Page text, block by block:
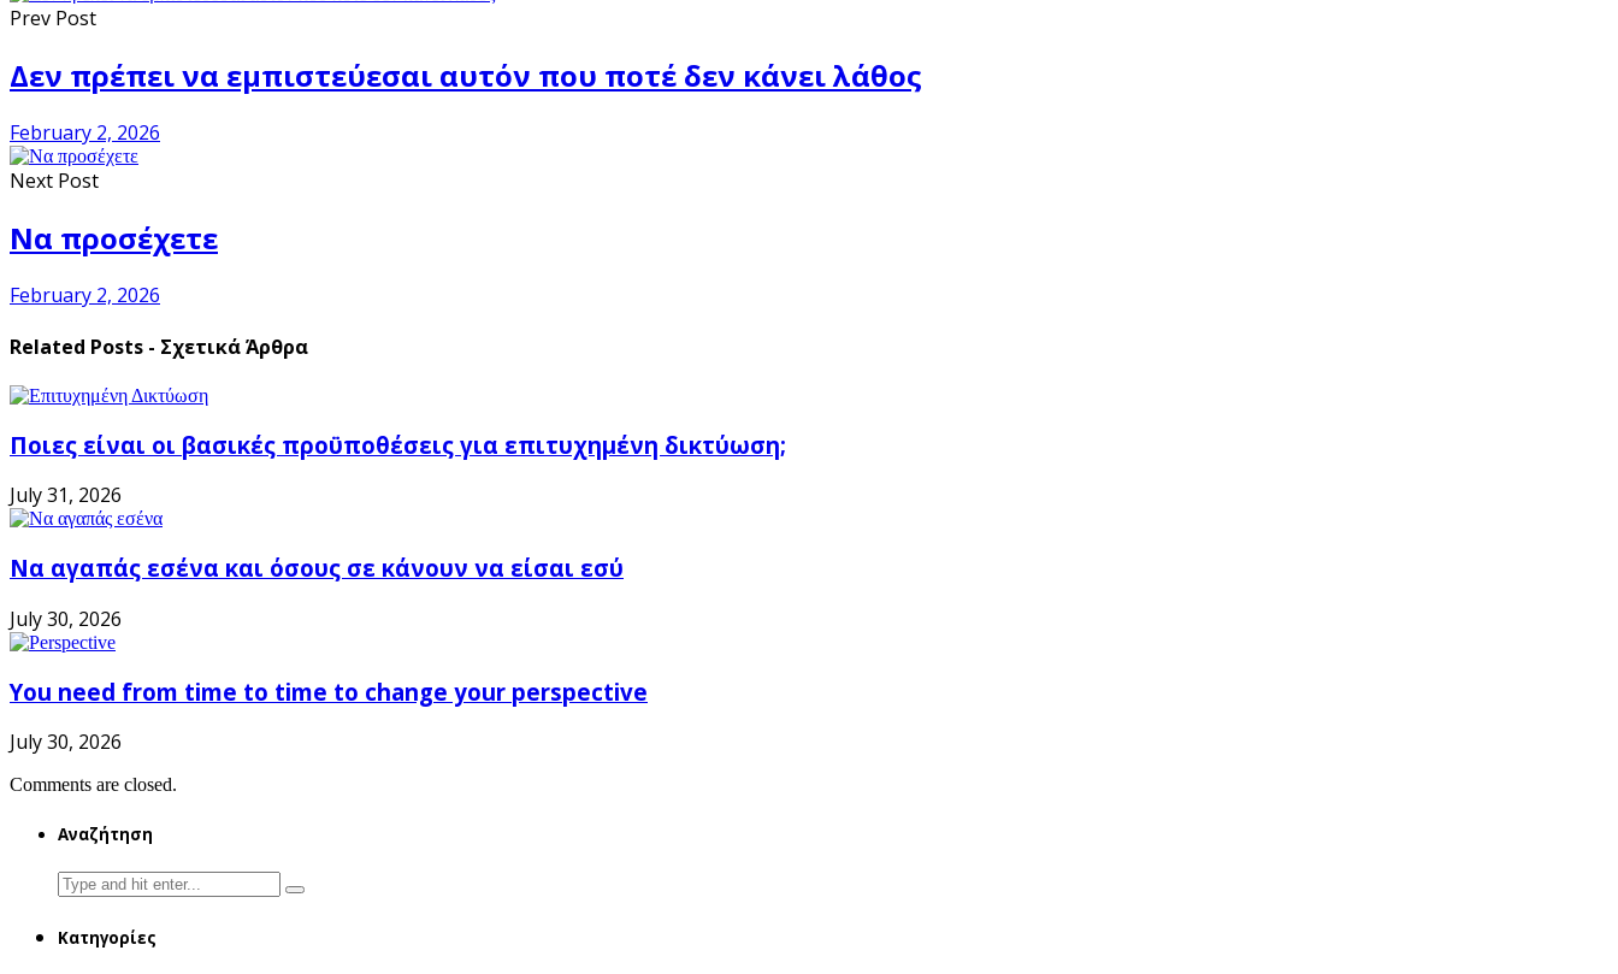
Prev Post
Δεν πρέπει να εμπιστεύεσαι αυτόν που ποτέ δεν κάνει λάθος
February 2, 2026
Next Post
Να προσέχετε
February 2, 2026
Related Posts - Σχετικά Άρθρα
Ποιες είναι οι βασικές προϋποθέσεις για επιτυχημένη δικτύωση;
July 31, 2026
Να αγαπάς εσένα και όσους σε κάνουν να είσαι εσύ
July 30, 2026
You need from time to time to change your perspective
July 30, 2026
Comments are closed.
Αναζήτηση
Search
for:
Κατηγορίες